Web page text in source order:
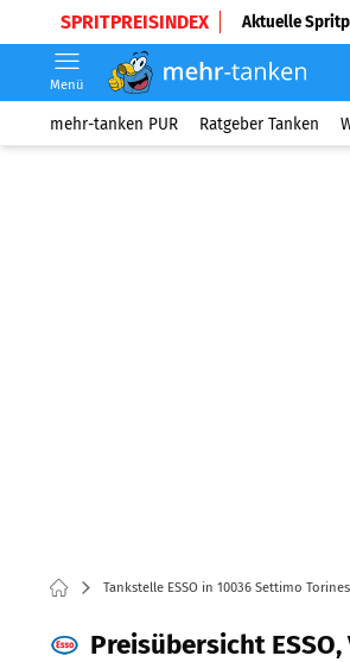
SPRITPREISINDEX Aktuelle
Menü
mehr-tanken PUR Ratgeber Tanken
Tankstelle ESSO in 10036 Settimo
Preisübersicht